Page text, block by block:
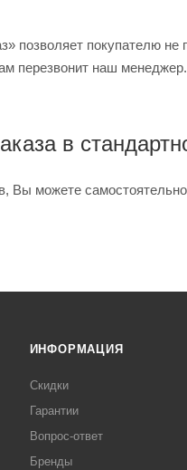
позволяет покупателю
перезвонит наш
в
Вы можете
ИНФОРМАЦИЯ
Скидки
Гарантии
Вопрос-ответ
Бренды